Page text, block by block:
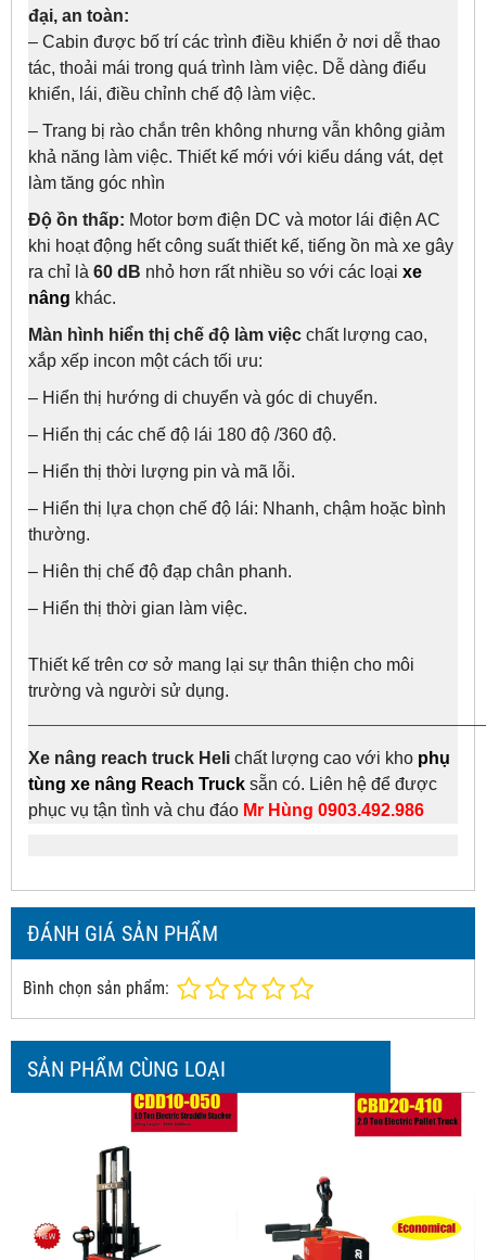
đại, an toàn:
– Cabin được bố trí các trình điều khiển ở nơi dễ thao
tác, thoải mái trong quá trình làm việc. Dễ dàng điểu
khiển, lái, điều chỉnh chế độ làm việc.
– Trang bị rào chắn trên không nhưng vẫn không giảm
khả năng làm việc. Thiết kế mới với kiểu dáng vát, dẹt
làm tăng góc nhìn
Độ ồn thấp: Motor bơm điện DC và motor lái điện AC
khi hoạt động hết công suất thiết kế, tiếng ồn mà xe gây
ra chỉ là 60 dB nhỏ hơn rất nhiều so với các loại xe
nâng khác.
Màn hình hiển thị chế độ làm việc chất lượng cao,
xắp xếp incon một cách tối ưu:
– Hiển thị hướng di chuyển và góc di chuyển.
– Hiển thị các chế độ lái 180 độ /360 độ.
– Hiển thị thời lượng pin và mã lỗi.
– Hiển thị lựa chọn chế độ lái: Nhanh, chậm hoặc bình
thường.
– Hiên thị chế độ đạp chân phanh.
– Hiển thị thời gian làm việc.
Thiết kế trên cơ sở mang lại sự thân thiện cho môi
trường và người sử dụng.
Xe nâng reach truck Heli chất lượng cao với kho phụ
tùng xe nâng Reach Truck sẵn có. Liên hệ để được
phục vụ tận tình và chu đáo Mr Hùng 0903.492.986
ĐÁNH GIÁ SẢN PHẨM
Bình chọn sản phẩm:
SẢN PHẨM CÙNG LOẠI